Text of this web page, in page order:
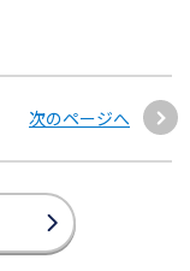
次のページへ